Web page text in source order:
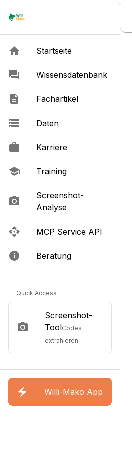
Startseite
Wissensdatenbank
Fachartikel
Daten
Karriere
Training
Screenshot-
Analyse
MCP Service API
Beratung
Quick Access
Screenshot-
ToolCodes
extrahieren
Willi-Mako App